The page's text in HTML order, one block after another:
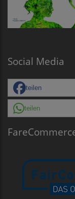
Social Media
teilen
teilen